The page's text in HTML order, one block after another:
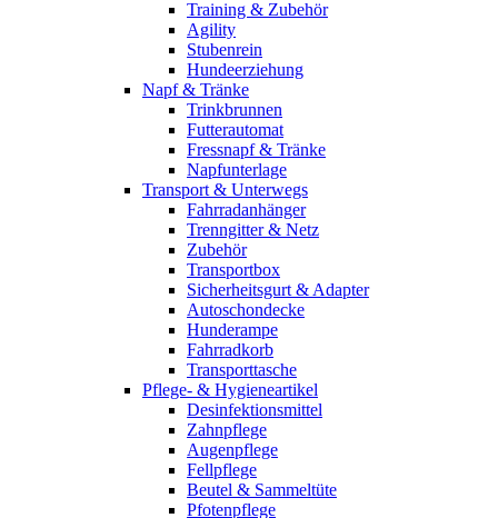
Training & Zubehör
Agility
Stubenrein
Hundeerziehung
Napf & Tränke
Trinkbrunnen
Futterautomat
Fressnapf & Tränke
Napfunterlage
Transport & Unterwegs
Fahrradanhänger
Trenngitter & Netz
Zubehör
Transportbox
Sicherheitsgurt & Adapter
Autoschondecke
Hunderampe
Fahrradkorb
Transporttasche
Pflege- & Hygieneartikel
Desinfektionsmittel
Zahnpflege
Augenpflege
Fellpflege
Beutel & Sammeltüte
Pfotenpflege